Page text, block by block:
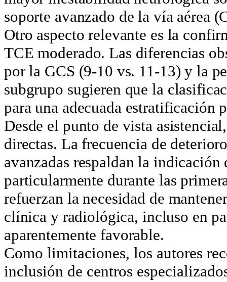
soporte avanzado de la vía aérea
Otro aspecto relevante es la
TCE moderado. Las diferencias
por la GCS (9-10 vs. 11-13) y la
subgrupo sugieren que la
para una adecuada estratificación
Desde el punto de vista
directas. La frecuencia de
avanzadas respaldan la
particularmente durante las
refuerzan la necesidad de
clínica y radiológica, incluso en
aparentemente favorable.
Como limitaciones, los autores
inclusión de centros